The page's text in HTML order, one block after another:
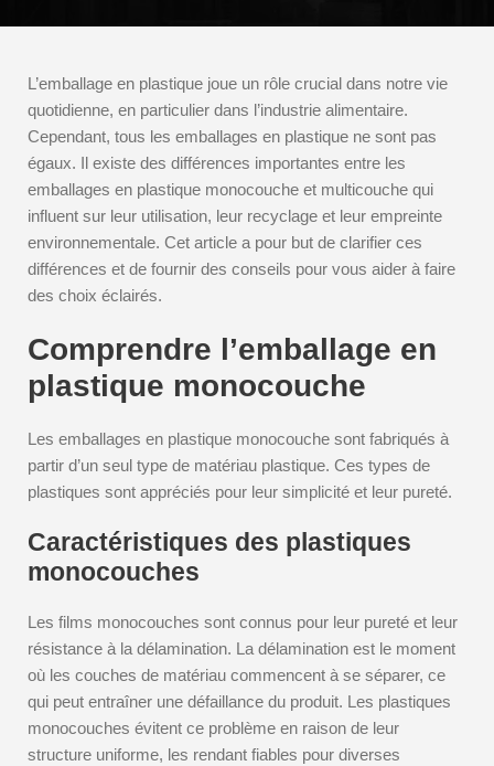
L’emballage en plastique joue un rôle crucial dans notre vie
quotidienne, en particulier dans l’industrie alimentaire.
Cependant, tous les emballages en plastique ne sont pas
égaux. Il existe des différences importantes entre les
emballages en plastique monocouche et multicouche qui
influent sur leur utilisation, leur recyclage et leur empreinte
environnementale. Cet article a pour but de clarifier ces
différences et de fournir des conseils pour vous aider à faire
des choix éclairés.
Comprendre l’emballage en
plastique monocouche
Les emballages en plastique monocouche sont fabriqués à
partir d’un seul type de matériau plastique. Ces types de
plastiques sont appréciés pour leur simplicité et leur pureté.
Caractéristiques des plastiques
monocouches
Les films monocouches sont connus pour leur pureté et leur
résistance à la délamination. La délamination est le moment
où les couches de matériau commencent à se séparer, ce
qui peut entraîner une défaillance du produit. Les plastiques
monocouches évitent ce problème en raison de leur
structure uniforme, les rendant fiables pour diverses